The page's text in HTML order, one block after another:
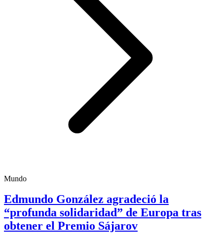
Mundo
Edmundo González agradeció la
“profunda solidaridad” de Europa tras
obtener el Premio Sájarov